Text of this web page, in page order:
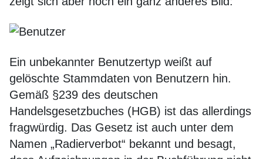
Ein unbekannter Benutzertyp weißt auf
gelöschte Stammdaten von Benutzern hin.
Gemäß §239 des deutschen
Handelsgesetzbuches (HGB) ist das allerdings
fragwürdig. Das Gesetz ist auch unter dem
Namen „Radierverbot“ bekannt und besagt,